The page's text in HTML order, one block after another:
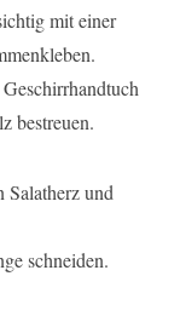
mit einer
bestreuen.
Salatherz und
schneiden.